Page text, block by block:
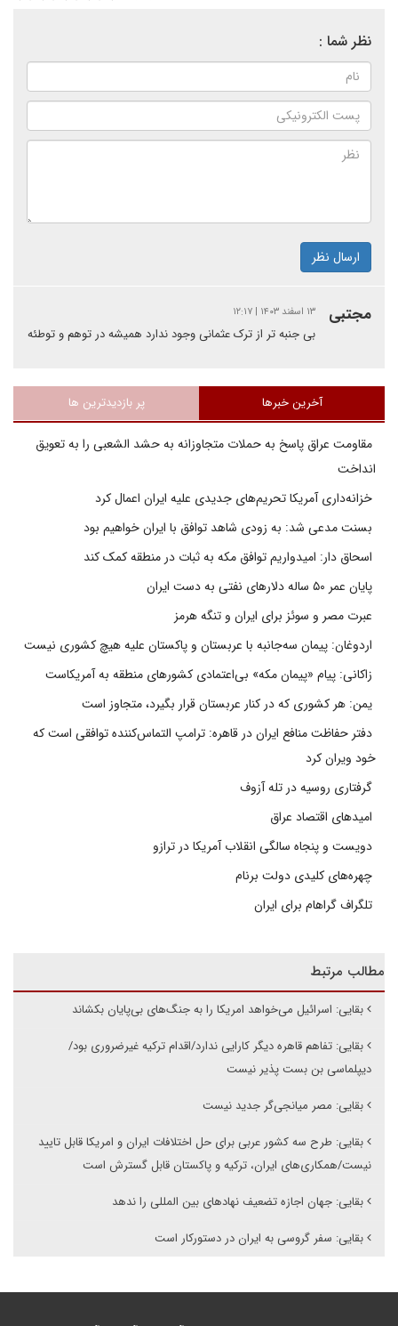
نظر شما :
ارسال نظر
مجتبی ۱۳ اسفند ۱۴۰۳ | ۱۲:۱۷
بی جنبه تر از ترک عثمانی وجود ندارد همیشه در توهم و توطئه
آخرین خبرها پر بازدیدترین ها
مقاومت عراق پاسخ به حملات متجاوزانه به حشد الشعبی را به تعویق
انداخت
خزانه‌داری آمریکا تحریم‌های جدیدی علیه ایران اعمال کرد
بسنت مدعی شد: به زودی شاهد توافق با ایران خواهیم بود
اسحاق دار: امیدواریم توافق مکه به ثبات در منطقه کمک کند
پایان عمر ۵۰ ساله دلارهای نفتی به دست ایران
عبرت مصر و سوئز برای ایران و تنگه هرمز
اردوغان: پیمان سه‌جانبه با عربستان و پاکستان علیه هیچ کشوری نیست
زاکانی: پیام «پیمان مکه» بی‌اعتمادی کشورهای منطقه به آمریکاست
یمن: هر کشوری که در کنار عربستان قرار بگیرد، متجاوز است
دفتر حفاظت منافع ایران در قاهره: ترامپ التماس‌کننده توافقی است که
خود ویران کرد
گرفتاری روسیه در تله آزوف
امیدهای اقتصاد عراق
دویست و پنجاه سالگی انقلاب آمریکا در ترازو
چهره‌های کلیدی دولت برنام
تلگراف گراهام برای ایران
مطالب مرتبط
بقایی: اسرائیل می‌خواهد امریکا را به جنگ‌های بی‌پایان بکشاند
بقایی: تفاهم قاهره دیگر کارایی ندارد/اقدام ترکیه غیرضروری بود/
دیپلماسی بن بست پذیر نیست
بقایی: مصر میانجی‌گر جدید نیست
بقایی: طرح سه کشور عربی برای حل اختلافات ایران و امریکا قابل تایید
نیست/همکاری‌های ایران، ترکیه و پاکستان قابل گسترش است
بقایی: جهان اجازه تضعیف نهادهای بین المللی را ندهد
بقایی: سفر گروسی به ایران در دستورکار است